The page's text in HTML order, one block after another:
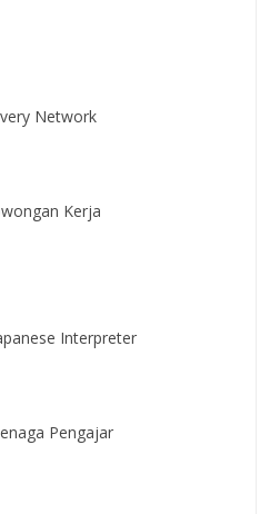
Network
Kerja
Interpreter
Pengajar